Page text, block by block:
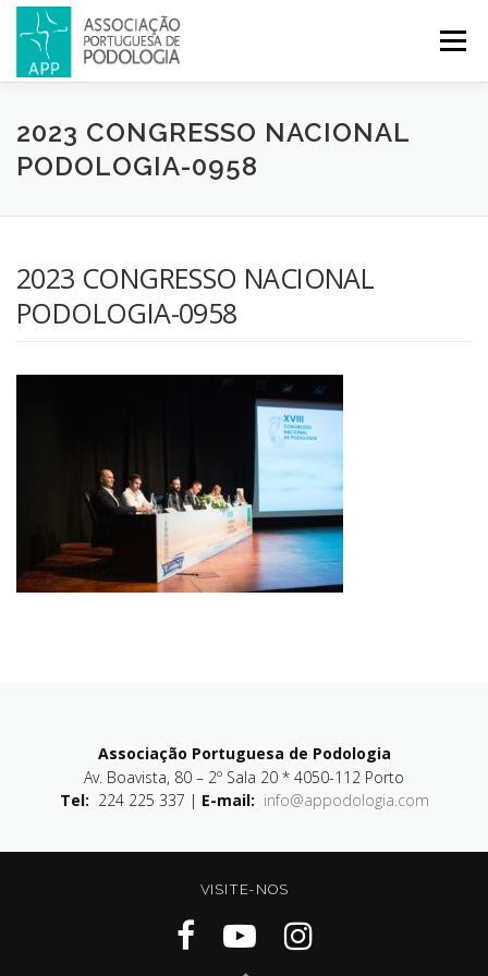
Menu
APP PODOLOGIA LICENCIATURA EM PODOLOGIA
CONGRESSOS REVISTA CONTACTOS
2023 CONGRESSO NACIONAL
PODOLOGIA-0958
2023 CONGRESSO NACIONAL
PODOLOGIA-0958
Associação Portuguesa de Podologia
Av. Boavista, 80 – 2º Sala 20 * 4050-112 Porto
Tel: 224 225 337 | E-mail: info@appodologia.com
VISITE-NOS